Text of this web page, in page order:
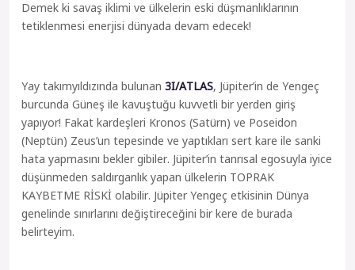
Demek ki savaş iklimi ve ülkelerin eski düşmanlıklarının
tetiklenmesi enerjisi dünyada devam edecek!
Yay takımyıldızında bulunan 3I/ATLAS, Jüpiter’in de Yengeç
burcunda Güneş ile kavuştuğu kuvvetli bir yerden giriş
yapıyor! Fakat kardeşleri Kronos (Satürn) ve Poseidon
(Neptün) Zeus’un tepesinde ve yaptıkları sert kare ile sanki
hata yapmasını bekler gibiler. Jüpiter’in tanrısal egosuyla iyice
düşünmeden saldırganlık yapan ülkelerin TOPRAK
KAYBETME RİSKİ olabilir. Jüpiter Yengeç etkisinin Dünya
genelinde sınırlarını değiştireceğini bir kere de burada
belirteyim.